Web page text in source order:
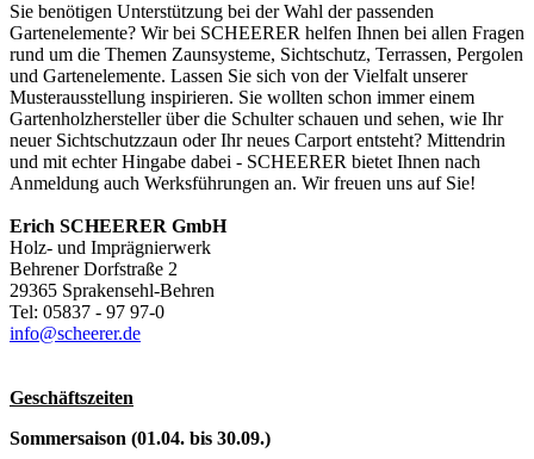
Sie benötigen Unterstützung bei der Wahl der passenden
Gartenelemente? Wir bei SCHEERER helfen Ihnen bei allen Fragen
rund um die Themen Zaunsysteme, Sichtschutz, Terrassen, Pergolen
und Gartenelemente. Lassen Sie sich von der Vielfalt unserer
Musterausstellung inspirieren. Sie wollten schon immer einem
Gartenholzhersteller über die Schulter schauen und sehen, wie Ihr
neuer Sichtschutzzaun oder Ihr neues Carport entsteht? Mittendrin
und mit echter Hingabe dabei - SCHEERER bietet Ihnen nach
Anmeldung auch Werksführungen an. Wir freuen uns auf Sie!
Erich SCHEERER GmbH
Holz- und Imprägnierwerk
Behrener Dorfstraße 2
29365 Sprakensehl-Behren
Tel: 05837 - 97 97-0
info@scheerer.de
Geschäftszeiten
Sommersaison (01.04. bis 30.09.)